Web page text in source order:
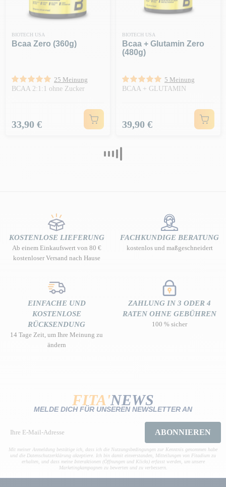
BIOTECH USA
Bcaa Zero (360g)
25 Meinung
BCAA 2:1:1 ohne Zucker
Preis
33,90 €
BIOTECH USA
Bcaa + Glutamin Zero
(480g)
5 Meinung
BCAA + GLUTAMIN
Preis
39,90 €
KOSTENLOSE LIEFERUNG
Ab einem Einkaufswert von 80 €
kostenloser Versand nach Hause
FACHKUNDIGE BERATUNG
kostenlos und maßgeschneidert
EINFACHE UND
KOSTENLOSE
RÜCKSENDUNG
14 Tage Zeit, um Ihre Meinung zu
ändern
ZAHLUNG IN 3 ODER 4
RATEN OHNE GEBÜHREN
100 % sicher
FITA'NEWS
MELDE DICH FÜR UNSEREN NEWSLETTER AN
ABONNIEREN
Mit meiner Anmeldung bestätige ich, dass ich die Nutzungsbedingungen zur Kenntnis genommen habe
und die Datenschutzerklärung akzeptiere. Ich bin damit einverstanden, Mitteilungen von Fitadium zu
erhalten, und dass meine Interaktionen (Öffnungen und Klicks) erfasst werden, um unsere
Marketingkampagnen zu bewerten und zu verbessern.